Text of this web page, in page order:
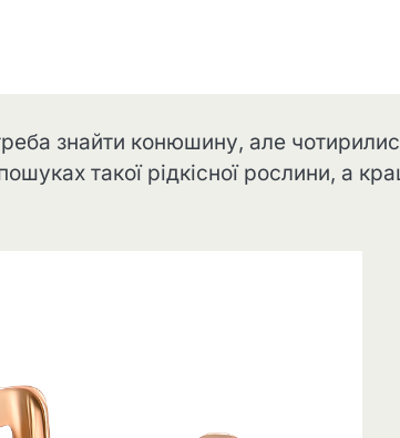
знайти конюшину, але
такої рідкісної рослини, а